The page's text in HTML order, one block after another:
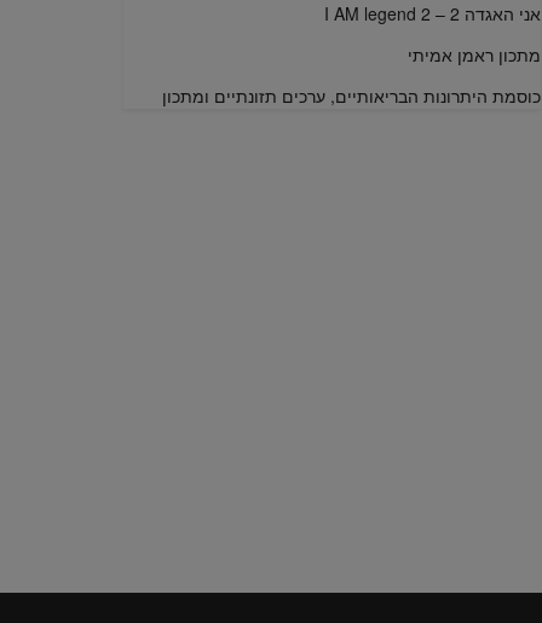
אני האגדה 2 – I AM legend 2
מתכון ראמן אמיתי
כוסמת היתרונות הבריאותיים, ערכים תזונתיים ומתכון